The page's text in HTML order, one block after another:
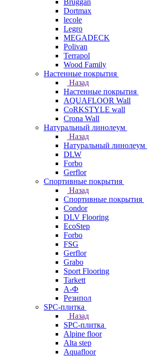
Bruggan
Dortmax
lecole
Legro
MEGADECK
Polivan
Terrapol
Wood Family
Настенные покрытия
Назад
Настенные покрытия
AQUAFLOOR Wall
CoRKSTYLE wall
Crona Wall
Натуральный линолеум
Назад
Натуральный линолеум
DLW
Forbo
Gerflor
Спортивные покрытия
Назад
Спортивные покрытия
Condor
DLV Flooring
EcoStep
Forbo
FSG
Gerflor
Grabo
Sport Flooring
Tarkett
А-Ф
Резипол
SPC-плитка
Назад
SPC-плитка
Alpine floor
Alta step
Aquafloor